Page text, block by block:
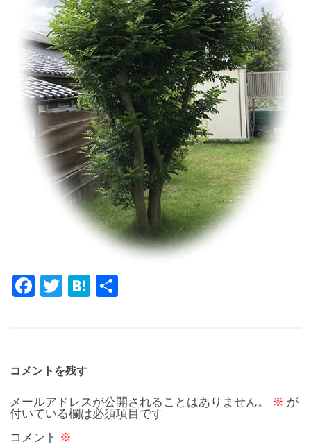
Fa
o
o
k
T
r
H
コメントを残す
メールアドレスが公開されることはありません。 ※ が
付いている欄は必須項目です
コメント ※